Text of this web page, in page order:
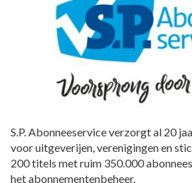
S.P. Abonneeservice verzorgt al 20
voor uitgeverijen, verenigingen en
200 titels met ruim 350.000
het abonnementenbeheer.